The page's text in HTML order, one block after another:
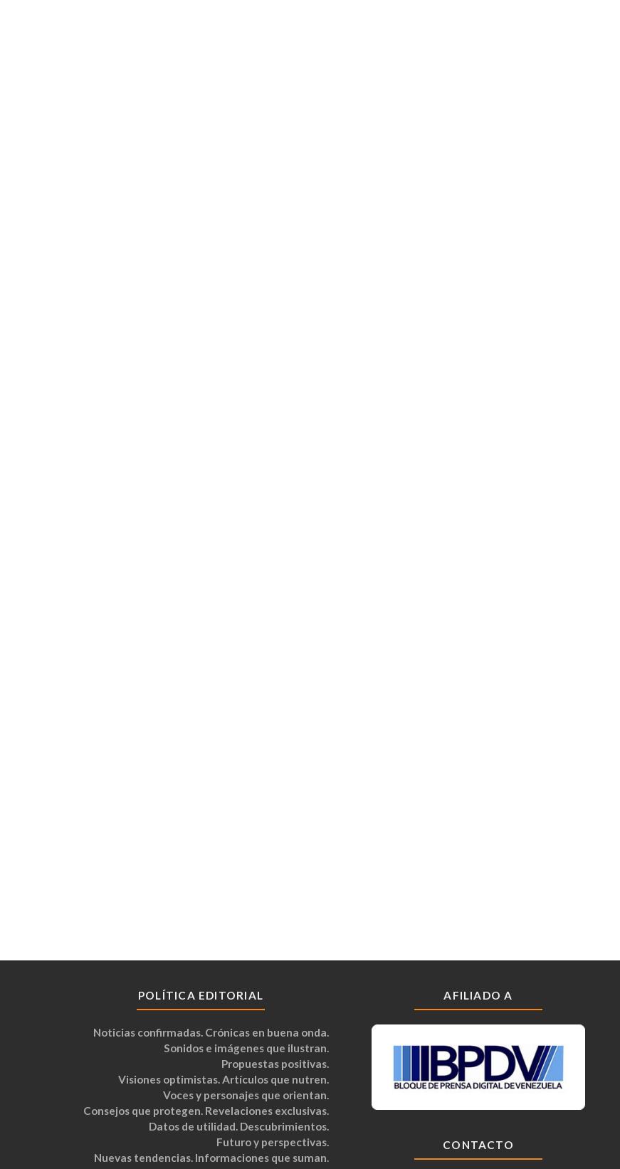
POLÍTICA EDITORIAL
Noticias confirmadas. Crónicas en buena onda.
Sonidos e imágenes que ilustran.
Propuestas positivas.
Visiones optimistas. Artículos que nutren.
Voces y personajes que orientan.
Consejos que protegen. Revelaciones exclusivas.
Datos de utilidad. Descubrimientos.
Futuro y perspectivas.
Nuevas tendencias. Informaciones que suman.
AFILIADO A
CONTACTO